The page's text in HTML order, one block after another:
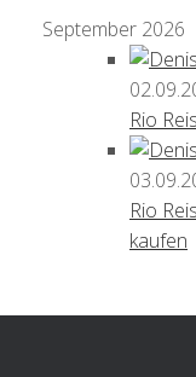
September 2026
Rio
Rio
kaufen